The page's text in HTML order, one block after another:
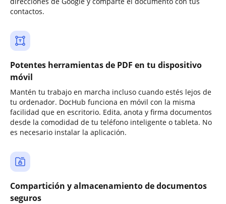
contactos.
Potentes herramientas de PDF en tu dispositivo
móvil
Mantén tu trabajo en marcha incluso cuando estés lejos de
tu ordenador. DocHub funciona en móvil con la misma
facilidad que en escritorio. Edita, anota y firma documentos
desde la comodidad de tu teléfono inteligente o tableta. No
es necesario instalar la aplicación.
Compartición y almacenamiento de documentos
seguros